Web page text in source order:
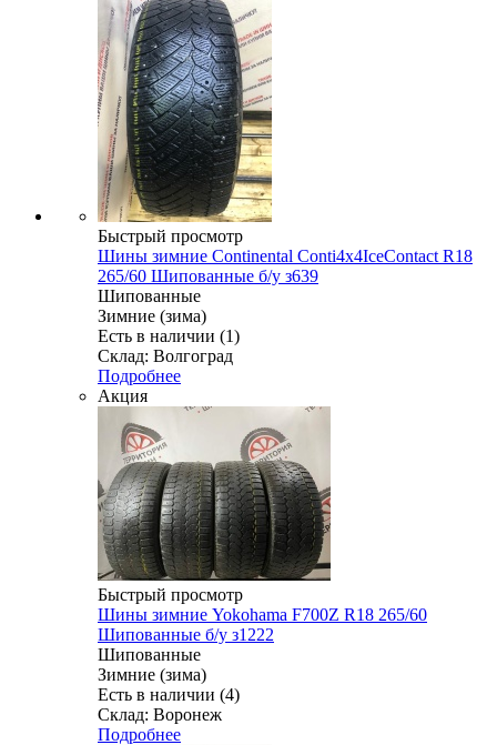
Быстрый просмотр
Шины зимние Continental Conti4x4IceContact R18
265/60 Шипованные б/у з639
Шипованные
Зимние (зима)
Есть в наличии (1)
Склад: Волгоград
Подробнее
Акция
Быстрый просмотр
Шины зимние Yokohama F700Z R18 265/60
Шипованные б/у з1222
Шипованные
Зимние (зима)
Есть в наличии (4)
Склад: Воронеж
Подробнее